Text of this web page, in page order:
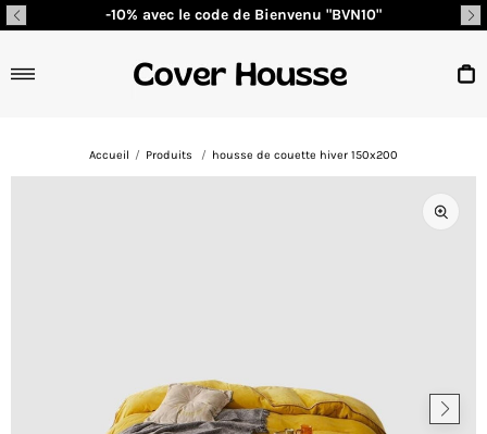
Passer
au
-10% avec le code de Bienvenu "BVN10"
Navigation
Accueil / Produits / housse de couette hiver 150x200
de
la